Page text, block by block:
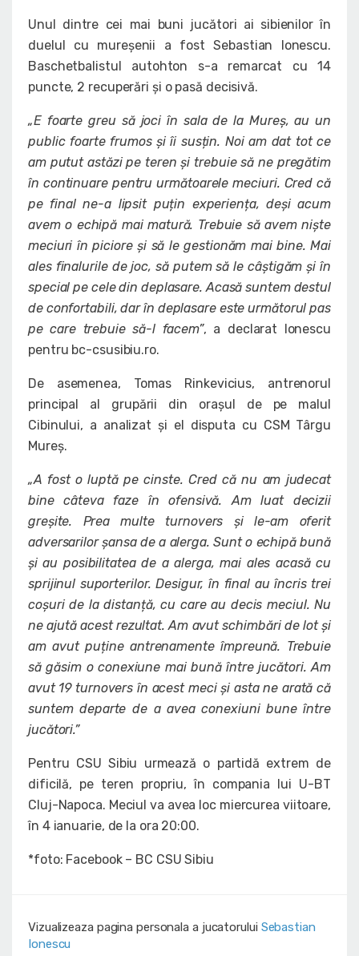
Unul dintre cei mai buni jucători ai sibienilor în
duelul cu mureșenii a fost Sebastian Ionescu.
Baschetbalistul autohton s-a remarcat cu 14
puncte, 2 recuperări și o pasă decisivă.
„E foarte greu să joci în sala de la Mureș, au un
public foarte frumos și îi susțin. Noi am dat tot ce
am putut astăzi pe teren și trebuie să ne pregătim
în continuare pentru următoarele meciuri. Cred că
pe final ne-a lipsit puțin experiența, deși acum
avem o echipă mai matură. Trebuie să avem niște
meciuri în piciore și să le gestionăm mai bine. Mai
ales finalurile de joc, să putem să le câștigăm și în
special pe cele din deplasare. Acasă suntem destul
de confortabili, dar în deplasare este următorul pas
pe care trebuie să-l facem”, a declarat Ionescu
pentru bc-csusibiu.ro.
De asemenea, Tomas Rinkevicius, antrenorul
principal al grupării din orașul de pe malul
Cibinului, a analizat și el disputa cu CSM Târgu
Mureș.
„A fost o luptă pe cinste. Cred că nu am judecat
bine câteva faze în ofensivă. Am luat decizii
greșite. Prea multe turnovers și le-am oferit
adversarilor șansa de a alerga. Sunt o echipă bună
și au posibilitatea de a alerga, mai ales acasă cu
sprijinul suporterilor. Desigur, în final au încris trei
coșuri de la distanță, cu care au decis meciul. Nu
ne ajută acest rezultat. Am avut schimbări de lot și
am avut puține antrenamente împreună. Trebuie
să găsim o conexiune mai bună între jucători. Am
avut 19 turnovers în acest meci și asta ne arată că
suntem departe de a avea conexiuni bune între
jucători.”
Pentru CSU Sibiu urmează o partidă extrem de
dificilă, pe teren propriu, în compania lui U-BT
Cluj-Napoca. Meciul va avea loc miercurea viitoare,
în 4 ianuarie, de la ora 20:00.
*foto: Facebook – BC CSU Sibiu
Vizualizeaza pagina personala a jucatorului Sebastian
Ionescu